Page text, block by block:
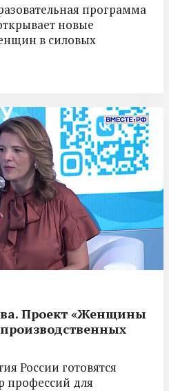
программа
новые
в силовых
Проект «Женщины
России готовятся
профессий для